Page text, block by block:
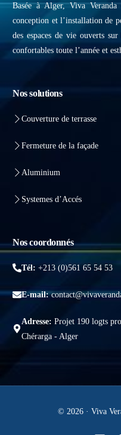
Basée à Alger, Viva Veranda
conception et l’installation de
des espaces de vie ouverts
confortables toute l’année et
Nos solutions
Couverture de terrasse
Fermeture de la façade
Aluminium
Systemes d’Accés
Nos coordonnés
Tél:+213 (0)561 65 54 53
E-mail:
Adresse:Projet 190 logts
Chérarga - Alger
© 2026 · Viva